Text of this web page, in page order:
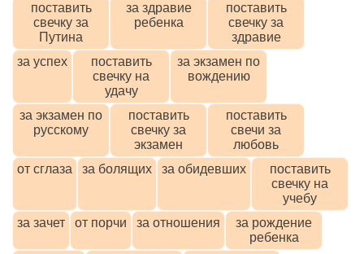
поставить
свечку за
Путина
за здравие
ребенка
поставить
свечку за
здравие
за успех
поставить
свечку на
удачу
за экзамен по
вождению
за экзамен по
русскому
поставить
свечку за
экзамен
поставить
свечи за
любовь
от сглаза
за болящих за обидевших
поставить
свечку на
учебу
за зачет
от порчи за отношения
за рождение
ребенка